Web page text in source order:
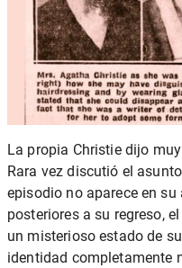
La propia Christie dijo
Rara vez discutió el
episodio no aparece en
posteriores a su regreso,
un misterioso estado de
identidad completamente